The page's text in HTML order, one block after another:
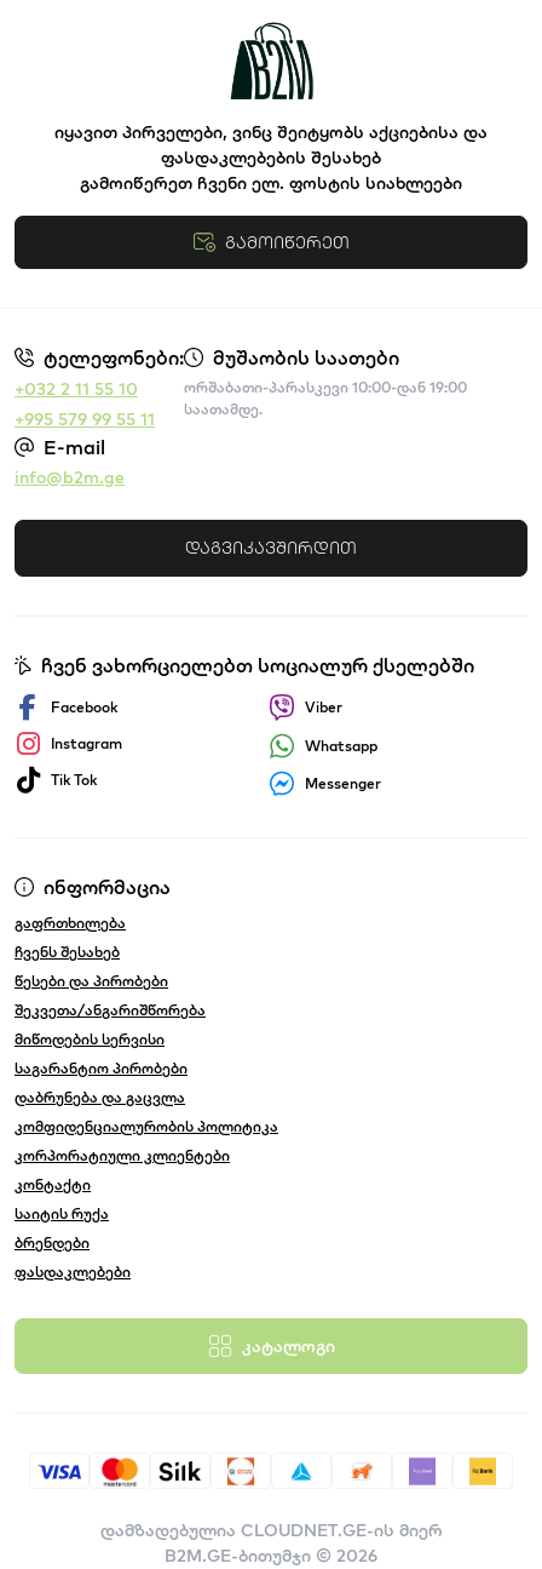
იყავით პირველები, ვინც შეიტყობს აქციებისა და
ფასდაკლებების შესახებ
გამოიწერეთ ჩვენი ელ. ფოსტის სიახლეები
გამოიწერეთ
წესები და პირობები
ტელეფონები:
+032 2 11 55 10
+995 579 99 55 11
მუშაობის საათები
ორშაბათი-პარასკევი 10:00-დან 19:00
საათამდე.
E-mail
info@b2m.ge
დაგვიკავშირდით
ინფორმაცია
გაფრთხილება
ჩვენს შესახებ
წესები და პირობები
შეკვეთა/ანგარიშწორება
მიწოდების სერვისი
საგარანტიო პირობები
დაბრუნება და გაცვლა
კომფიდენციალურობის პოლიტიკა
კორპორატიული კლიენტები
კონტაქტი
საიტის რუქა
ბრენდები
ფასდაკლებები
კატალოგი
ჩვენ ვახორციელებთ სოციალურ ქსელებში
Facebook
Instagram
Tik Tok
Viber
Whatsapp
Messenger
დამზადებულია CLOUDNET.GE-ის მიერ
B2M.GE-ბითუმჯი © 2026